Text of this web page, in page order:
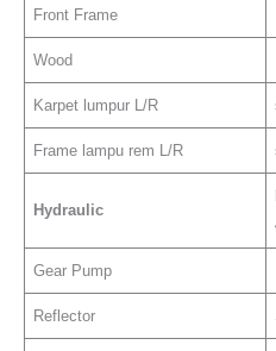
Front Frame
Wood
Karpet lumpur L/R
Frame lampu rem L/R
Hydraulic
Gear Pump
Reflector